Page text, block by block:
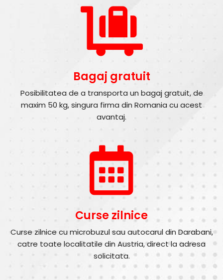
Bagaj gratuit
Posibilitatea de a transporta un bagaj gratuit, de
maxim 50 kg, singura firma din Romania cu acest
avantaj.
Curse zilnice
Curse zilnice cu microbuzul sau autocarul din Darabani,
catre toate localitatile din Austria, direct la adresa
solicitata.